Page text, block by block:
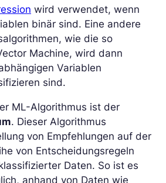
wird verwendet, wenn
binär sind. Eine andere
wie die so
Machine, wird dann
Variablen
sind.
ML-Algorithmus ist der
. Dieser Algorithmus
von Empfehlungen auf der
von Entscheidungsregeln
Daten. So ist es
anhand von Daten wie